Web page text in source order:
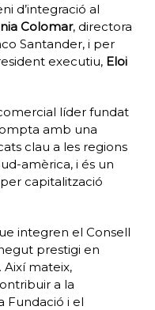
d’integració al
Colomar, directora
Santander, i per
executiu, Eloi
líder fundat
amb una
clau a les regions
amèrica, i és un
capitalització
integren el Consell
prestigi en
Així mateix,
a la
Fundació i el